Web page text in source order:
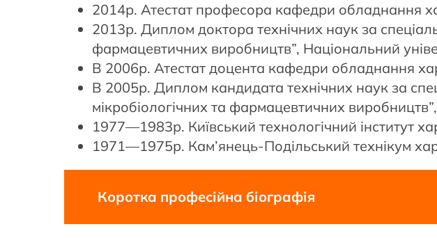
2014р. Атестат професора кафедри обладнання
2013р. Диплом доктора технічних наук за
фармацевтичних виробництв”, Національний
В 2006р. Атестат доцента кафедри обладнання
В 2005р. Диплом кандидата технічних наук за
мікробіологічних та фармацевтичних
1977—1983р. Київський технологічний інститут
1971—1975р. Кам’янець-Подільський технікум
Коротка професійна біографія